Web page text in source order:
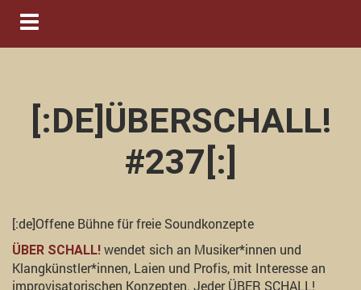
Navigation ein-/ausblenden
[:DE]ÜBERSCHALL!
#237[:]
[:de]Offene Bühne für freie Soundkonzepte
ÜBER SCHALL! wendet sich an Musiker*innen und
Klangkünstler*innen, Laien und Profis, mit Interesse an
improvisatorischen Konzepten. Jeder ÜBER SCHALL!